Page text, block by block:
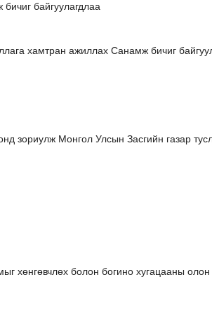
байгуулагдлаа
хамтран ажиллах Санамж бичиг
зориулж Монгол Улсын Засгийн газар
хөнгөвчлөх болон богино хугацааны олон